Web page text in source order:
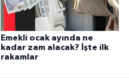
Emekli ocak ayında ne
kadar zam alacak? İşte ilk
rakamlar